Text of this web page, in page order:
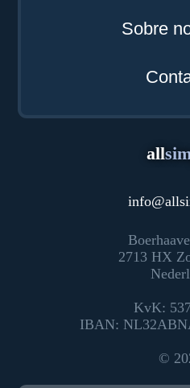
Sobre
all
info@
2713 HX
KvK:
IBAN:
©